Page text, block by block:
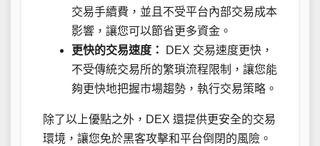
交易手續費，並且不受平台內部交易成本
影響，讓您可以節省更多資金。
更快的交易速度：
DEX 交易速度更快，
不受傳統交易所的繁瑣流程限制，讓您能
夠更快地把握市場趨勢，執行交易策略。
除了以上優點之外，DEX 還提供更安全的交易
環境，讓您免於黑客攻擊和平台倒閉的風險。